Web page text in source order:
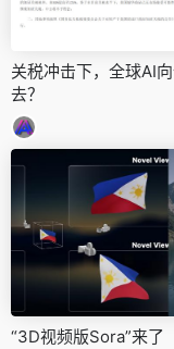
关税冲击下，全球AI
去？
“3D视频版Sora”来了